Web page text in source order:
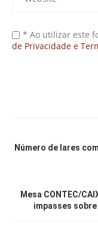
* Ao utilizar este
de Privacidade e
Número de lares
Mesa CONTEC/
impasses